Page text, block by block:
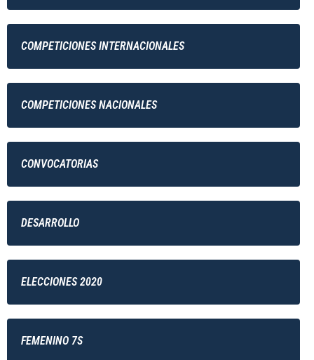
COMPETICIONES INTERNACIONALES
COMPETICIONES NACIONALES
CONVOCATORIAS
DESARROLLO
ELECCIONES 2020
FEMENINO 7S